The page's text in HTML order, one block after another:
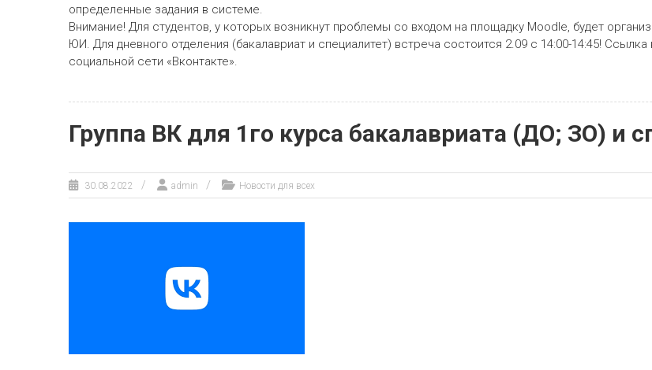
определенные задания в системе.
Внимание! Для студентов, у которых возникнут проблемы со входом на площадку Moodle, будет
ЮИ. Для дневного отделения (бакалавриат и специалитет) встреча состоится 2.09 с 14:00-14:45!
социальной сети «Вконтакте».
Группа ВК для 1го курса бакалавриата (ДО; ЗО) и
30.08.2022 admin Новости для всех